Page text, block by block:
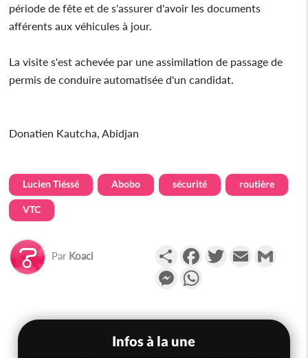
période de fête et de s'assurer d'avoir les documents
afférents aux véhicules à jour.
La visite s'est achevée par une assimilation de passage de
permis de conduire automatisée d'un candidat.
Donatien Kautcha, Abidjan
Lucien Tiéssé Abobo sécurité routière
VTC
Par Koaci PartagerFacebookTwitterEmail
Messenger
Infos à la une